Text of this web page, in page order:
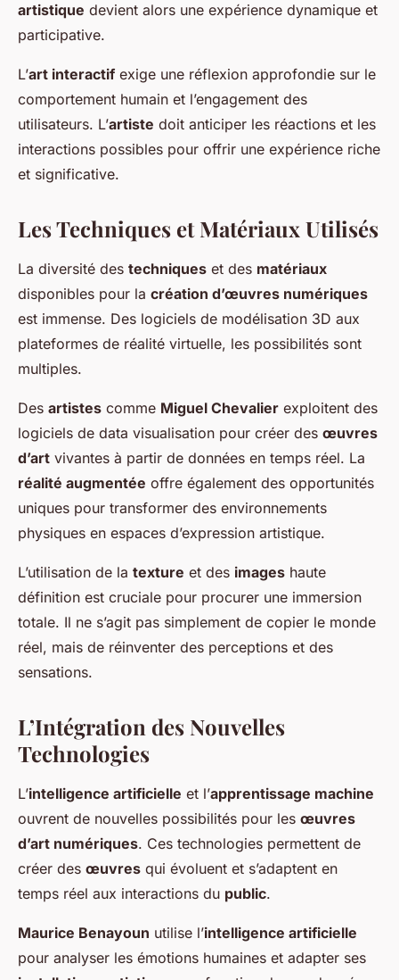
artistique devient alors une expérience dynamique et
participative.
L’art interactif exige une réflexion approfondie sur le
comportement humain et l’engagement des
utilisateurs. L’artiste doit anticiper les réactions et les
interactions possibles pour offrir une expérience riche
et significative.
Les Techniques et Matériaux Utilisés
La diversité des techniques et des matériaux
disponibles pour la création d’œuvres numériques
est immense. Des logiciels de modélisation 3D aux
plateformes de réalité virtuelle, les possibilités sont
multiples.
Des artistes comme Miguel Chevalier exploitent des
logiciels de data visualisation pour créer des œuvres
d’art vivantes à partir de données en temps réel. La
réalité augmentée offre également des opportunités
uniques pour transformer des environnements
physiques en espaces d’expression artistique.
L’utilisation de la texture et des images haute
définition est cruciale pour procurer une immersion
totale. Il ne s’agit pas simplement de copier le monde
réel, mais de réinventer des perceptions et des
sensations.
L’Intégration des Nouvelles
Technologies
L’intelligence artificielle et l’apprentissage machine
ouvrent de nouvelles possibilités pour les œuvres
d’art numériques. Ces technologies permettent de
créer des œuvres qui évoluent et s’adaptent en
temps réel aux interactions du public.
Maurice Benayoun utilise l’intelligence artificielle
pour analyser les émotions humaines et adapter ses